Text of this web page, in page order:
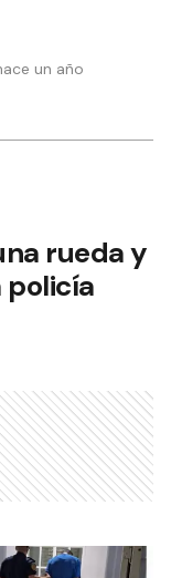
un año
rueda y
policía